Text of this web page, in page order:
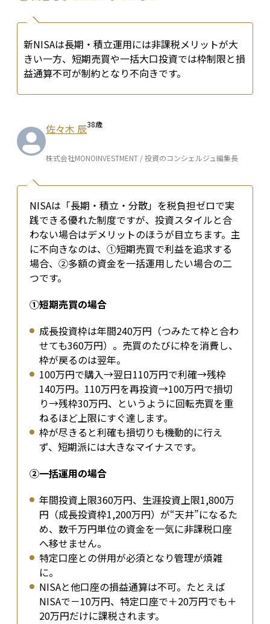
新NISAは長期・積立運用には非課税メリットが大
きい一方、短期売買や一括大口投資では枠制限と損
益通算不可が制約となり不向きです。
佐々木 辰38歳
株式会社MONOINVESTMENT / 投資のコンシェルジュ編集長
NISAは「長期・積立・分散」を税負担ゼロで実
践できる優れた制度ですが、投資スタイルと合
わない場合はデメリットのほうが目立ちます。主
に不向きなのは、①短期売買で利益を追求する
場合、②多額の資金を一括運用したい場合の二
つです。
①短期売買の場合
成長投資枠は年間240万円（つみたて枠と合わ
せても360万円）。売買のたびに枠を消費し、
枠が戻るのは翌年。
100万円で購入→翌日110万円で利確→残枠
140万円。110万円を再投資→100万円で損切
り→残枠30万円、というように回転売買を重
ねるほど上限にすぐ達します。
枠が尽きると利確も損切りも機動的に行え
ず、短期派には大きなマイナスです。
②一括運用の場合
年間投資上限360万円、生涯投資上限1,800万
円（成長投資枠1,200万円）が“天井”になるた
め、数千万円単位の資金を一気に非課税口座
へ移せません。
特定口座との併用が必須となり管理が煩雑
に。
NISAと他口座の損益通算は不可。たとえば
NISAで－10万円、特定口座で＋20万円でも＋
20万円だけに課税されます。